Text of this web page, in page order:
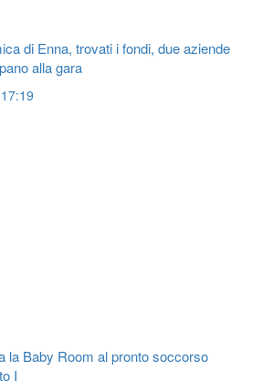
di Enna, trovati i fondi, due aziende
alla gara
la Baby Room al pronto soccorso
I